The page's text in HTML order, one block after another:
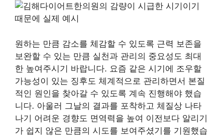
원하는 만큼 감소를 체감할 수 있도록 근력 보존을
보완할 수 있는 만큼 실천과 관리의 중요성도 최대
한 높여주시기 바랍니다. 요즘 같은 시기에 조우할
가능성이 있는 징후도 체계적으로 관리하면서 본질
적인 원인을 찾아갈 수 있도록 계속 진행해야 했습
니다. 아울러 그날의 결과를 포착하고 체질상 나타
나기 어려운 경향도 면역력을 높여 이전보다 알리기
가 쉽지 않은 만큼의 시도를 보여주셨기를 기원했습